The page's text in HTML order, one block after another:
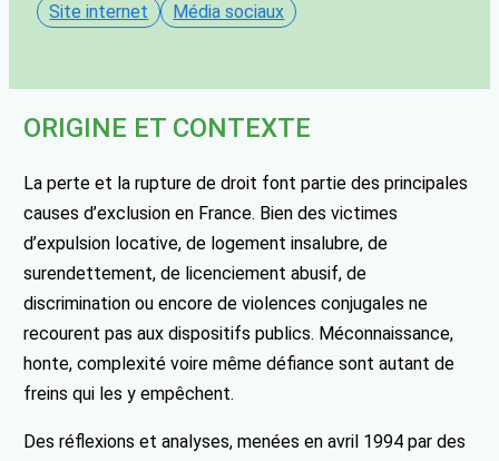
Site internet Média sociaux
ORIGINE ET CONTEXTE
La perte et la rupture de droit font partie des principales
causes d’exclusion en France. Bien des victimes
d’expulsion locative, de logement insalubre, de
surendettement, de licenciement abusif, de
discrimination ou encore de violences conjugales ne
recourent pas aux dispositifs publics. Méconnaissance,
honte, complexité voire même défiance sont autant de
freins qui les y empêchent.
Des réflexions et analyses, menées en avril 1994 par des